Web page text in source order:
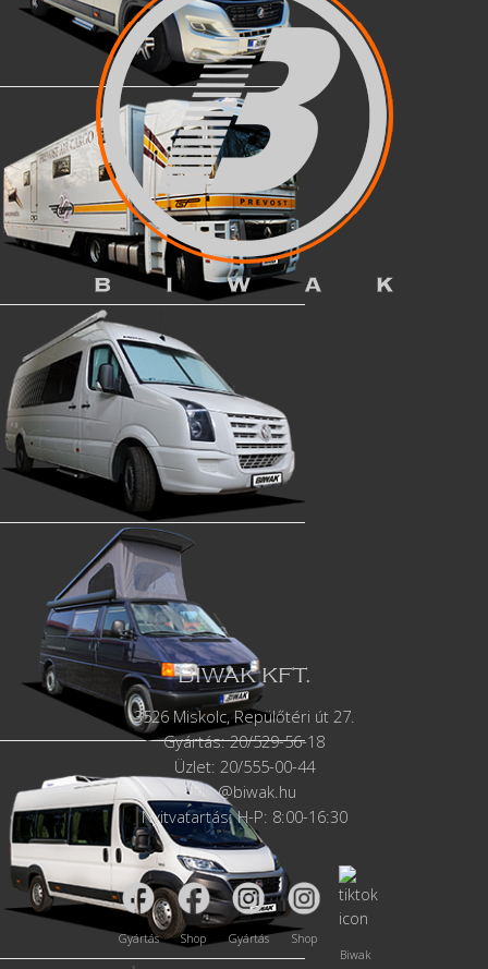
BIWAK KFT.
3526 Miskolc, Repülőtéri út 27.
Gyártás:20/529-56-18
Üzlet: 20/555-00-44
info@biwak.hu
Nyitvatartás: H-P: 8:00-16:30
Gyártás Shop Gyártás
Shop
Biwak